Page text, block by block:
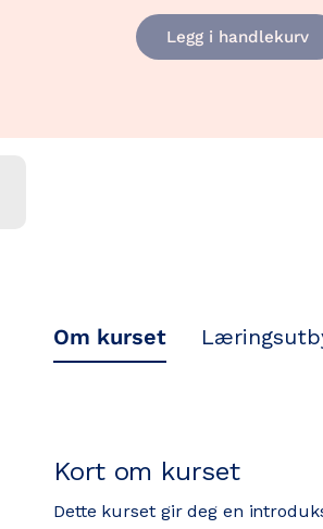
KI
for
Legg i handlekurv
Om kurset
Kort om kurset
Dette kurset gir deg en